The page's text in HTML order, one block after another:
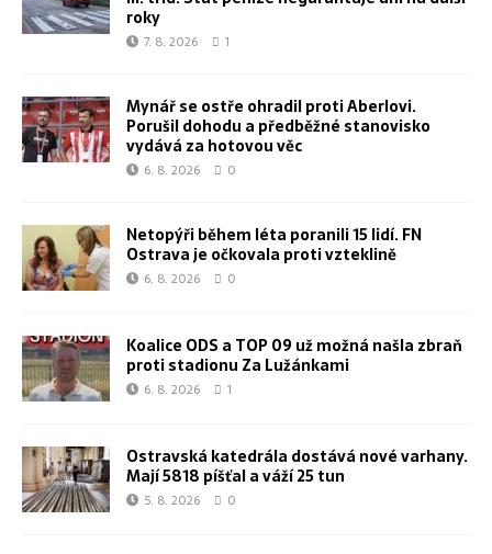
roky
7. 8. 2026 1
Mynář se ostře ohradil proti Aberlovi.
Porušil dohodu a předběžné stanovisko
vydává za hotovou věc
6. 8. 2026 0
Netopýři během léta poranili 15 lidí. FN
Ostrava je očkovala proti vzteklině
6. 8. 2026 0
Koalice ODS a TOP 09 už možná našla zbraň
proti stadionu Za Lužánkami
6. 8. 2026 1
Ostravská katedrála dostává nové varhany.
Mají 5818 píšťal a váží 25 tun
5. 8. 2026 0